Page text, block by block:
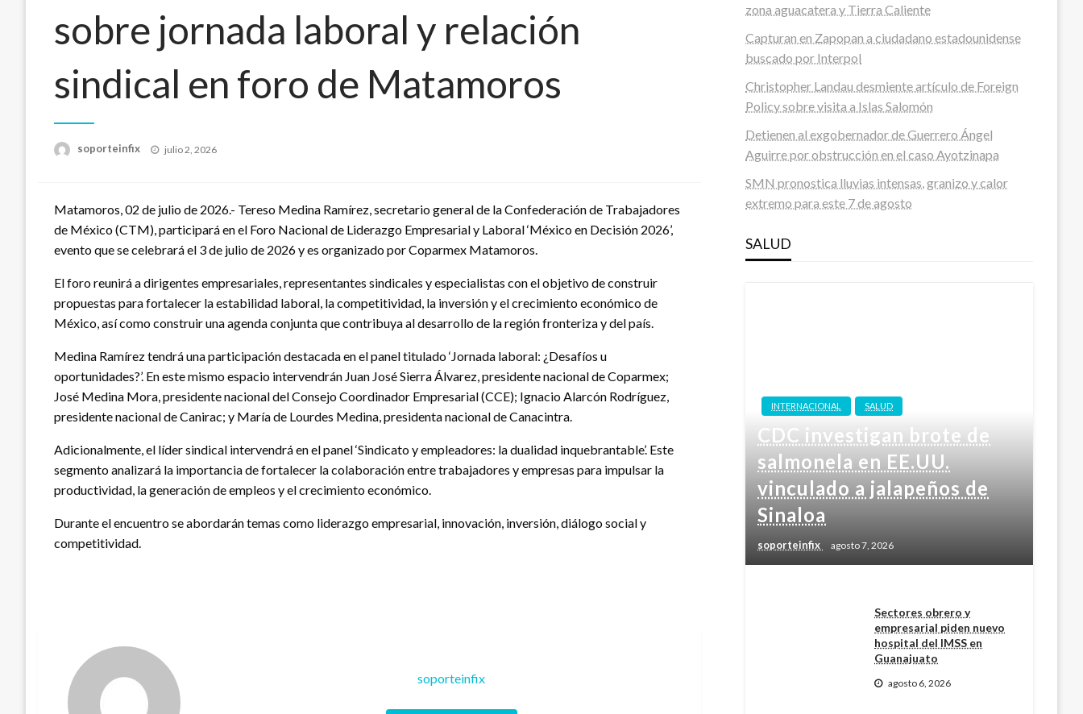
sobre jornada laboral y relación
sindical en foro de Matamoros
soporteinfix
Publicado
julio 2, 2026
Matamoros, 02 de julio de 2026.- Tereso Medina Ramírez, secretario general de la Confederación de Trabajadores
de México (CTM), participará en el Foro Nacional de Liderazgo Empresarial y Laboral ‘México en Decisión 2026’,
evento que se celebrará el 3 de julio de 2026 y es organizado por Coparmex Matamoros.
El foro reunirá a dirigentes empresariales, representantes sindicales y especialistas con el objetivo de construir
propuestas para fortalecer la estabilidad laboral, la competitividad, la inversión y el crecimiento económico de
México, así como construir una agenda conjunta que contribuya al desarrollo de la región fronteriza y del país.
Medina Ramírez tendrá una participación destacada en el panel titulado ‘Jornada laboral: ¿Desafíos u
oportunidades?’. En este mismo espacio intervendrán Juan José Sierra Álvarez, presidente nacional de Coparmex;
José Medina Mora, presidente nacional del Consejo Coordinador Empresarial (CCE); Ignacio Alarcón Rodríguez,
presidente nacional de Canirac; y María de Lourdes Medina, presidenta nacional de Canacintra.
Adicionalmente, el líder sindical intervendrá en el panel ‘Sindicato y empleadores: la dualidad inquebrantable’. Este
segmento analizará la importancia de fortalecer la colaboración entre trabajadores y empresas para impulsar la
productividad, la generación de empleos y el crecimiento económico.
Durante el encuentro se abordarán temas como liderazgo empresarial, innovación, inversión, diálogo social y
competitividad.
soporteinfix
zona aguacatera y Tierra Caliente
Capturan en Zapopan a ciudadano estadounidense
buscado por Interpol
Christopher Landau desmiente artículo de Foreign
Policy sobre visita a Islas Salomón
Detienen al exgobernador de Guerrero Ángel
Aguirre por obstrucción en el caso Ayotzinapa
SMN pronostica lluvias intensas, granizo y calor
extremo para este 7 de agosto
SALUD
INTERNACIONAL SALUD
CDC investigan brote de
salmonela en EE.UU.
vinculado a jalapeños de
Sinaloa
soporteinfix agosto 7, 2026
Sectores obrero y
empresarial piden nuevo
hospital del IMSS en
Guanajuato
agosto 6, 2026